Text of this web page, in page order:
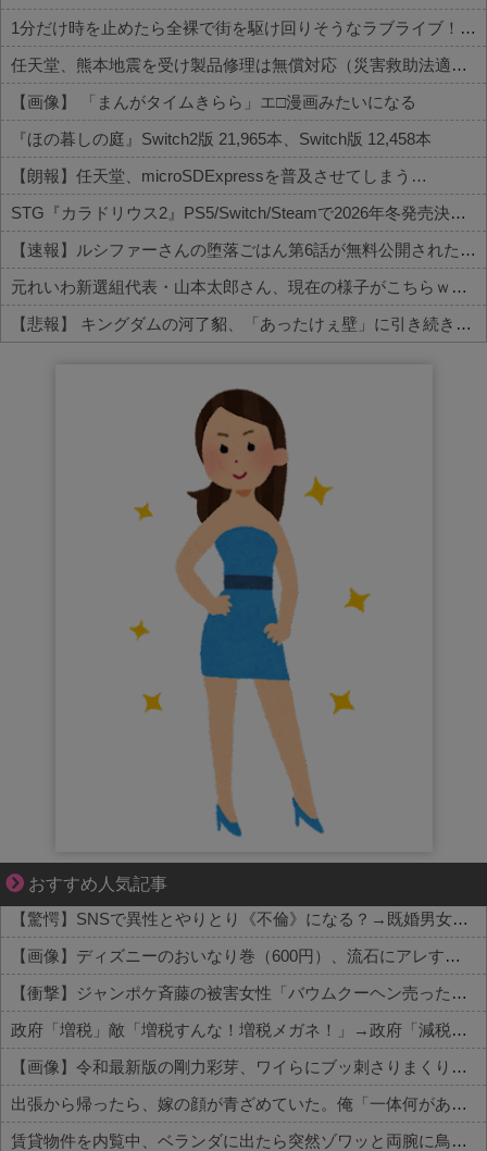
1分だけ時を止めたら全裸で街を駆け回りそうなラブライブ！キャラ
任天堂、熊本地震を受け製品修理は無償対応（災害救助法適用地域）
【画像】 「まんがタイムきらら」エ□漫画みたいになる
『ほの暮しの庭』Switch2版 21,965本、Switch版 12,458本
【朗報】任天堂、microSDExpressを普及させてしまう…
STG『カラドリウス2』PS5/Switch/Steamで2026年冬発売決定！ティザーPVが公開
【速報】ルシファーさんの堕落ごはん第6話が無料公開された件
元れいわ新選組代表・山本太郎さん、現在の様子がこちらｗｗｗｗｗ
【悲報】 キングダムの河了貂、「あったけぇ壁」に引き続き更に味方をぶっ殺す作戦を実行するWWWWWWWWWWWWWWWWWWWWWWWWWWWWWWWWWWWWWWWWWWWWWWWW
おすすめ人気記事
悩んでいるのは私だけ？夫との距離
【驚愕】SNSで異性とやりとり《不倫》になる？→既婚男女の約7割がまさかの『こう』回答してしまうw w w w w w w w
【画像】ディズニーのおいなり巻（600円）、流石にアレすぎて賛否両論の大炎上をしてしまうw w w w w w w
【衝撃】ジャンポケ斉藤の被害女性「バウムクーヘン売ったりTikTokライブしててムカついたから示談しなかった」←コレってさ…
政府「増税」敵「増税すんな！増税メガネ！」→政府「減税」敵「減税すんな！社会保障どうなる！」
【画像】令和最新版の剛力彩芽、ワイらにブッ刺さりまくりと話題にw w w w w w w w w w w w w
出張から帰ったら、嫁の顔が青ざめていた。俺「一体何があったんだ？」嫁「…」→子供たちに話を聞くと…
賃貸物件を内覧中、ベランダに出たら突然ゾワッと両腕に鳥肌が出た。「やっぱりこの部屋嫌だ」と思った瞬間、体が前にドンッと突き飛ばされて…